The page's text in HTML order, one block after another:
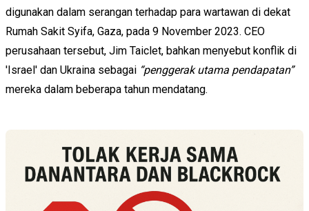
digunakan dalam serangan terhadap para wartawan di dekat
Rumah Sakit Syifa, Gaza, pada 9 November 2023. CEO
perusahaan tersebut, Jim Taiclet, bahkan menyebut konflik di
'Israel' dan Ukraina sebagai “penggerak utama pendapatan”
mereka dalam beberapa tahun mendatang.